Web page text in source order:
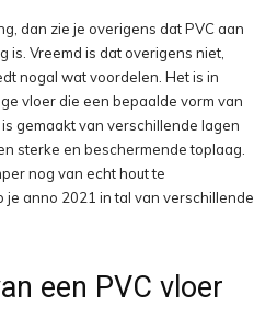
dan zie je overigens dat PVC aan
is. Vreemd is dat overigens niet,
nogal wat voordelen. Het is in
vloer die een bepaalde vorm van
gemaakt van verschillende lagen
sterke en beschermende toplaag.
nog van echt hout te
je anno 2021 in tal van verschillende
een PVC vloer